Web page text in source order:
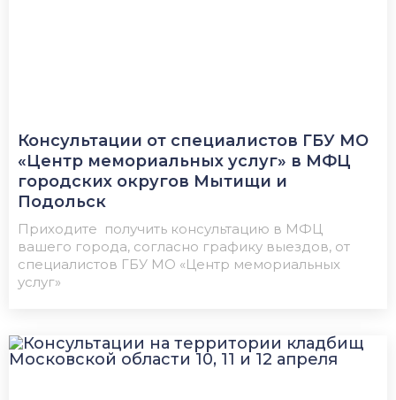
Консультации от специалистов ГБУ МО
«Центр мемориальных услуг» в МФЦ
городских округов Мытищи и
Подольск
Приходите получить консультацию в МФЦ
вашего города, согласно графику выездов, от
специалистов ГБУ МО «Центр мемориальных
услуг»